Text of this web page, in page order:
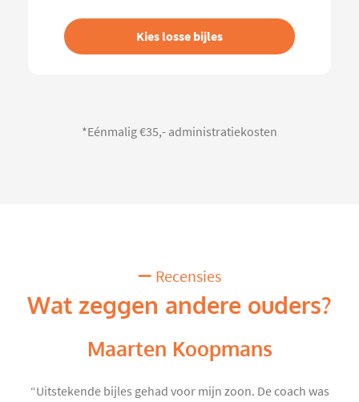
Kies losse bijles
*Eénmalig €35,- administratiekosten
Recensies
Wat zeggen andere ouders?
Maarten Koopmans
“Uitstekende bijles gehad voor mijn zoon. De coach was